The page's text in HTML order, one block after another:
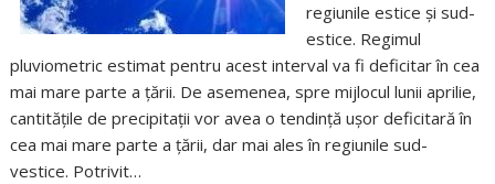
regiunile estice și sud-
estice. Regimul
pluviometric estimat pentru acest interval va fi deficitar în cea
mai mare parte a țării. De asemenea, spre mijlocul lunii aprilie,
cantitățile de precipitații vor avea o tendință ușor deficitară în
cea mai mare parte a țării, dar mai ales în regiunile sud-
vestice. Potrivit…